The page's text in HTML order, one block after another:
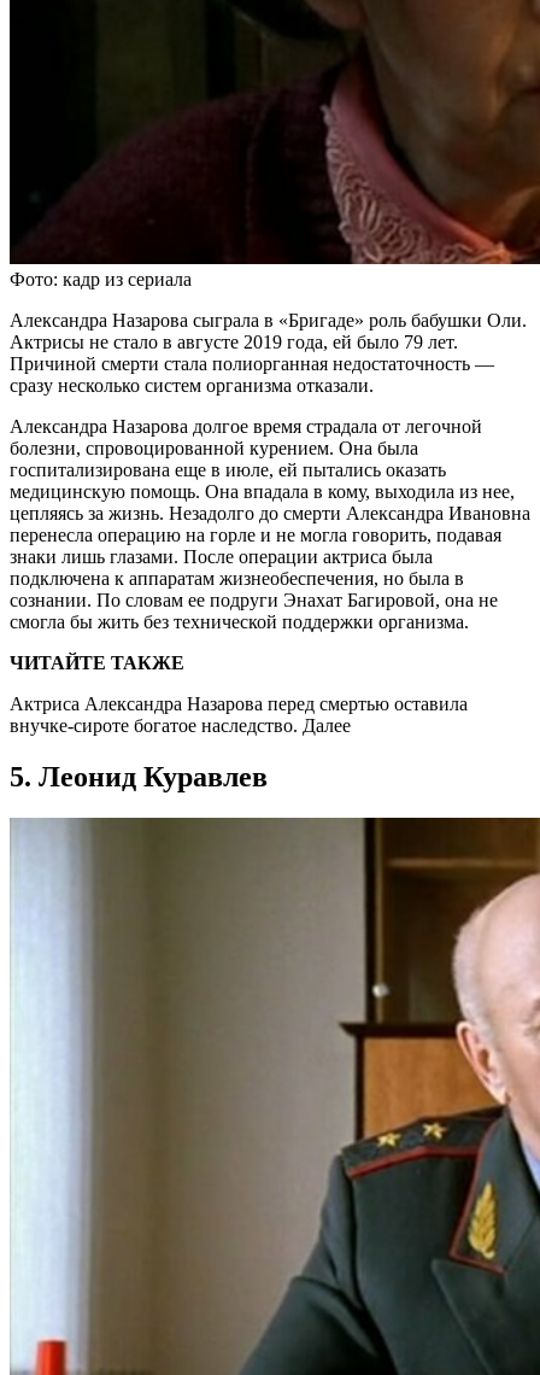
Фото: кадр из сериала
Александра Назарова сыграла в «Бригаде» роль бабушки Оли.
Актрисы не стало в августе 2019 года, ей было 79 лет.
Причиной смерти стала полиорганная недостаточность —
сразу несколько систем организма отказали.
Александра Назарова долгое время страдала от легочной
болезни, спровоцированной курением. Она была
госпитализирована еще в июле, ей пытались оказать
медицинскую помощь. Она впадала в кому, выходила из нее,
цепляясь за жизнь. Незадолго до смерти Александра Ивановна
перенесла операцию на горле и не могла говорить, подавая
знаки лишь глазами. После операции актриса была
подключена к аппаратам жизнеобеспечения, но была в
сознании. По словам ее подруги Энахат Багировой, она не
смогла бы жить без технической поддержки организма.
ЧИТАЙТЕ ТАКЖЕ
Актриса Александра Назарова перед смертью оставила
внучке-сироте богатое наследство. Далее
5. Леонид Куравлев